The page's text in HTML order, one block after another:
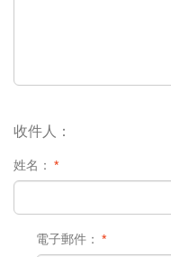
收件人：
*
姓名：
*
電子郵件：